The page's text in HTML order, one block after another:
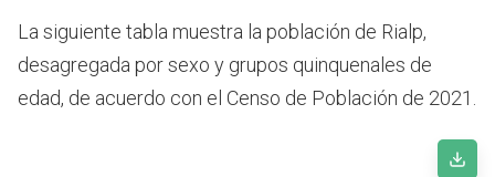
La siguiente tabla muestra la población de Rialp,
desagregada por sexo y grupos quinquenales de
edad, de acuerdo con el Censo de Población de 2021.